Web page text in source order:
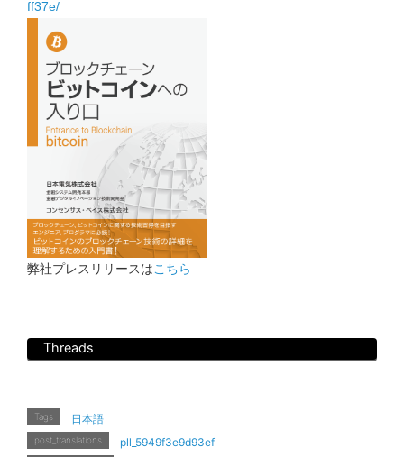
ff37e/
弊社プレスリリースはこちら
Threads
Tags 日本語
post_translations pll_5949f3e9d93ef